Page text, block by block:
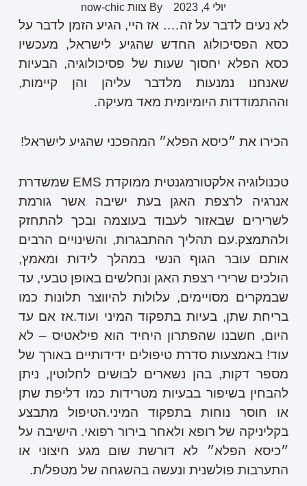
יולי 4, 2023 By צוות now-chic
לא נעים לדבר על זה…. אז היי, הגיע הזמן לדבר על
כסא הפסיכולוג החדש שהגיע לישראל, מעכשיו
כסא הפלא יחסוך שעות של פסיכולוגיה, הבעיות
שאנחנו נמנעות מלדבר עליהן והן קיימות,
וההתמודדות היומיומית מאד מעיקה.
הכירו את ״כיסא הפלא״ המהפכני שהגיע לישראל!
טכנולוגיה אלקטורמגנטית ממוקדת EMS שמשדרת
אנרגיה לרצפת האגן בעת ישיבה אשר גורמת
לשרירים שבאזור לעבוד בעוצמה ובכך להתחזק
ולהתמצק.עם תהליך ההתבגרות, והשינויים הרבים
אותם עובר הגוף הנשי במהלך לידות ומאמץ,
הולכים שרירי רצפת האגן ונחלשים באופן טבעי, עד
שבמקרים מסויימים, עלולות להיווצר תלונות כמו
בריחת שתן, בעיות בתפקוד המיני ועוד.אז אם עד
היום, חשבנו שהפתרון היחיד הוא פילאטיס – לא
עוד! באמצעות סדרת טיפולים ידידותיים באורך של
מספר דקות, בהן נשארים לבושים לחלוטין, ניתן
להבחין בשיפור בבעיות מטרידות כמו דליפת שתן
או חוסר נוחות בתפקוד המיני.הטיפול מתבצע
בקליניקה של רופא ולאחר בירור רפואי. הישיבה על
״כיסא הפלא״ לא דורשת שום מגע חיצוני או
התערבות פולשנית ונעשה בהשגחה של מטפל/ת.